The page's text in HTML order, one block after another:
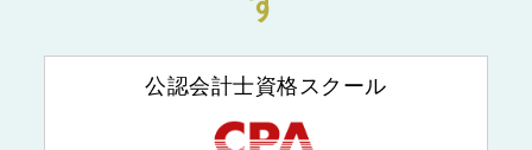
公認会計士資格スクール